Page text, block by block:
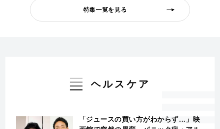
特集一覧を見る
ヘルスケア
「ジュースの買い方がわからず…」映